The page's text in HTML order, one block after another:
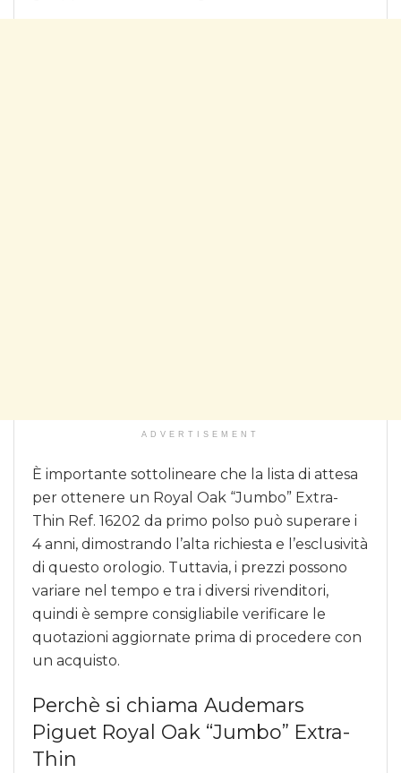
ADVERTISEMENT
È importante sottolineare che la lista di attesa
per ottenere un Royal Oak “Jumbo” Extra-
Thin Ref. 16202 da primo polso può superare i
4 anni, dimostrando l’alta richiesta e l’esclusività
di questo orologio. Tuttavia, i prezzi possono
variare nel tempo e tra i diversi rivenditori,
quindi è sempre consigliabile verificare le
quotazioni aggiornate prima di procedere con
un acquisto.
Perchè si chiama Audemars
Piguet Royal Oak “Jumbo” Extra-
Thin